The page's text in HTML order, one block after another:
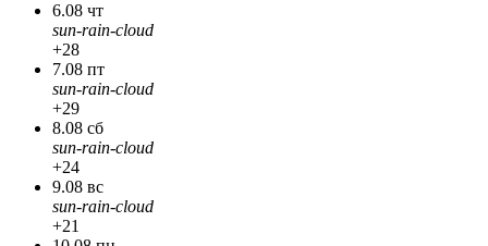
6.08 чт
sun-rain-cloud
+28
7.08 пт
sun-rain-cloud
+29
8.08 сб
sun-rain-cloud
+24
9.08 вс
sun-rain-cloud
+21